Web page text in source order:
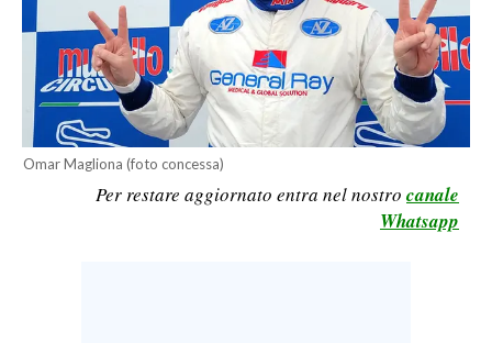
ECONOMIA
SERVIZI ALLE IMPRESE
LAVORO
BANDI
Omar Magliona (foto concessa)
Per restare aggiornato entra nel nostro canale
Whatsapp